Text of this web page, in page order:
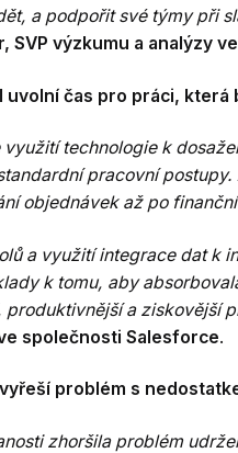
a podpořit své týmy při
SVP výzkumu a analýzy
čas pro práci, která
využití technologie k
pracovní
objednávek až po
a využití integrace dat k
k tomu, aby
produktivnější a ziskovější
společnosti Salesforce.
problém s
zhoršila problém